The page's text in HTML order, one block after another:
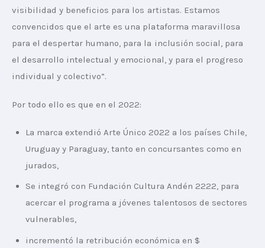
visibilidad y beneficios para los artistas. Estamos
convencidos que el arte es una plataforma maravillosa
para el despertar humano, para la inclusión social, para
el desarrollo intelectual y emocional, y para el progreso
individual y colectivo”.
Por todo ello es que en el 2022:
La marca extendió Arte Único 2022 a los países Chile,
Uruguay y Paraguay, tanto en concursantes como en
jurados,
Se integró con Fundación Cultura Andén 2222, para
acercar el programa a jóvenes talentosos de sectores
vulnerables,
incrementó la retribución económica en $